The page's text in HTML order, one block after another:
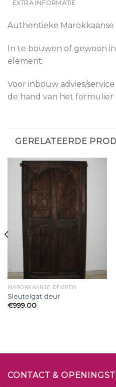
EXTRA INFORMATIE
Authentieke Marokkaanse
In te bouwen of gewoon
element.
Voor inbouw advies/
de hand van het formulier
GERELATEERDE
MAROKKAANSE DEUREN
Sleutelgat deur
€999.00
CONTACT &